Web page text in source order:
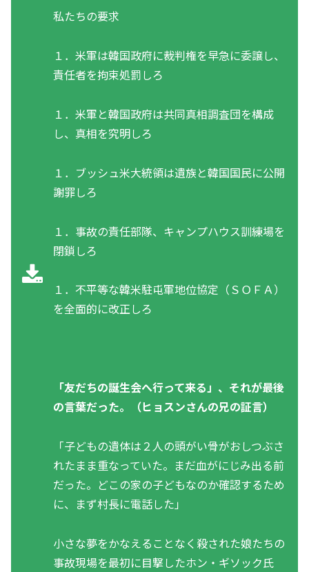
私たちの要求
１．米軍は韓国政府に裁判権を早急に委譲し、
責任者を拘束処罰しろ
１．米軍と韓国政府は共同真相調査団を構成
し、真相を究明しろ
１．ブッシュ米大統領は遺族と韓国国民に公開
謝罪しろ
１．事故の責任部隊、キャンプハウス訓練場を
閉鎖しろ
１．不平等な韓米駐屯軍地位協定（ＳＯＦＡ）
を全面的に改正しろ
「友だちの誕生会へ行って来る」、それが最後
の言葉だった。（ヒョスンさんの兄の証言）
「子どもの遺体は２人の頭がい骨がおしつぶさ
れたまま重なっていた。まだ血がにじみ出る前
だった。どこの家の子どもなのか確認するため
に、まず村長に電話した」
小さな夢をかなえることなく殺された娘たちの
事故現場を最初に目撃したホン・ギソック氏